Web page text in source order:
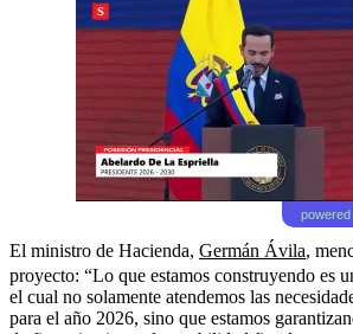
powered
El ministro de Hacienda, Germán Ávila,
proyecto: “Lo que estamos construyendo es
el cual no solamente atendemos las
para el año 2026, sino que estamos